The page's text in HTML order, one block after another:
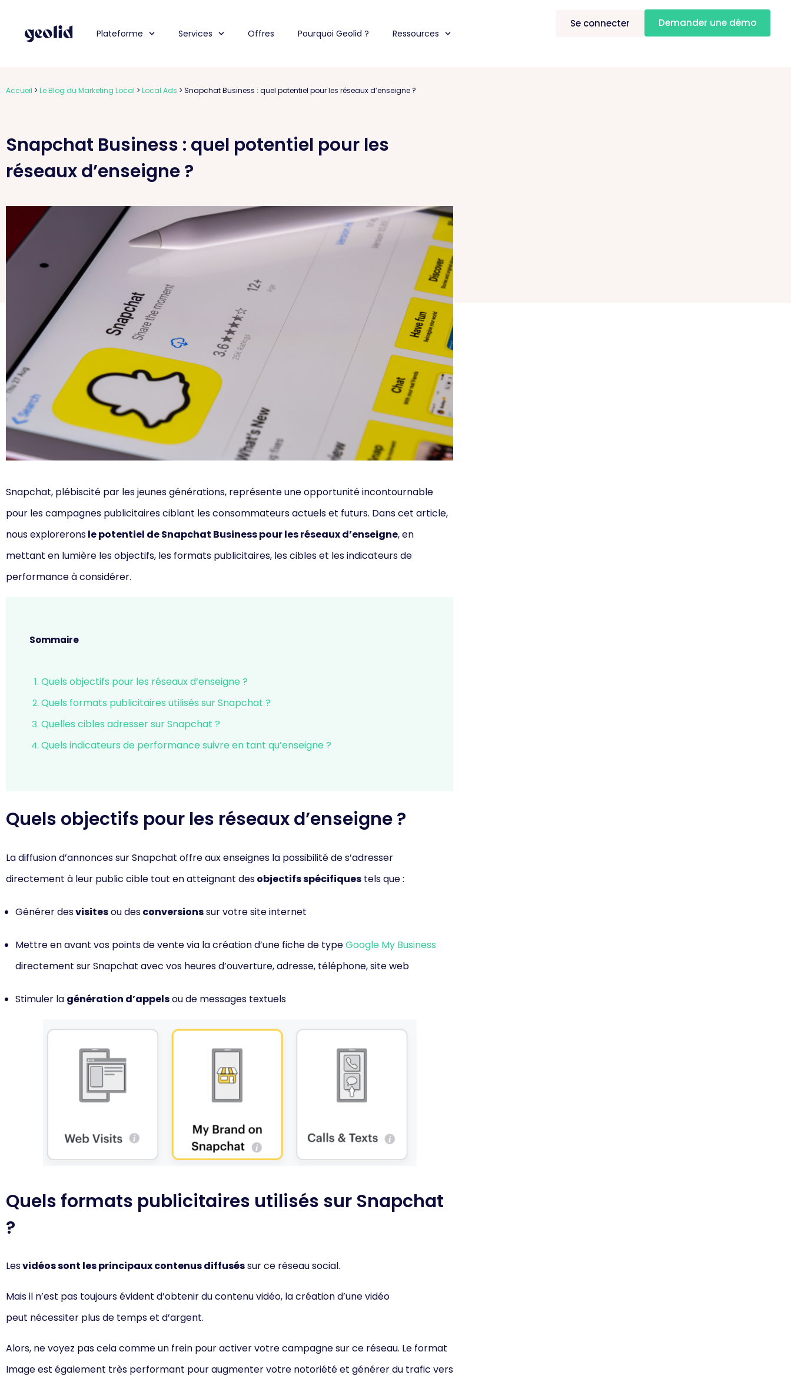
Plateforme Services Offres Pourquoi Geolid ? Ressources
Se connecter Demander une démo
Accueil > Le Blog du Marketing Local > Local Ads > Snapchat Business : quel potentiel pour les réseaux d’enseigne ?
Snapchat Business : quel potentiel pour les
réseaux d’enseigne ?
Snapchat, plébiscité par les jeunes générations, représente une opportunité incontournable
pour les campagnes publicitaires ciblant les consommateurs actuels et futurs. Dans cet article,
nous exploreronsle potentiel de Snapchat Business pour les réseaux d’enseigne, en
mettant en lumière les objectifs, les formats publicitaires, les cibles et les indicateurs de
performance à considérer.
Sommaire
Quels objectifs pour les réseaux d’enseigne ?
Quels formats publicitaires utilisés sur Snapchat ?
Quelles cibles adresser sur Snapchat ?
Quels indicateurs de performance suivre en tant qu’enseigne ?
Quels objectifs pour les réseaux d’enseigne ?
La diffusion d’annonces sur Snapchat offre aux enseignes la possibilité de s’adresser
directement à leur public cible tout en atteignant desobjectifs spécifiques tels que :
Générer desvisitesou desconversionssur votre site internet
Mettre en avant vos points de vente via la création d’une fiche de typeGoogle My Business
directement sur Snapchat avec vos heures d’ouverture, adresse, téléphone, site web
Stimuler la génération d’appelsou de messages textuels
Quels formats publicitaires utilisés sur Snapchat
?
Lesvidéos sont les principaux contenus diffuséssur ce réseau social.
Mais il n’est pas toujours évident d’obtenir du contenu vidéo, la création d’une vidéo
peut nécessiter plus de temps et d’argent.
Alors, ne voyez pas cela comme un frein pour activer votre campagne sur ce réseau. Le format
Image est également très performant pour augmenter votre notoriété et générer du trafic vers